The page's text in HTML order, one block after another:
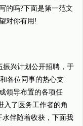
的吗?下面是第一范文
对你有用!
兴计划公开招聘，于
各位同事的热心支
领导布置的各项任
入了医务工作者的角
伴随着收获，下面我